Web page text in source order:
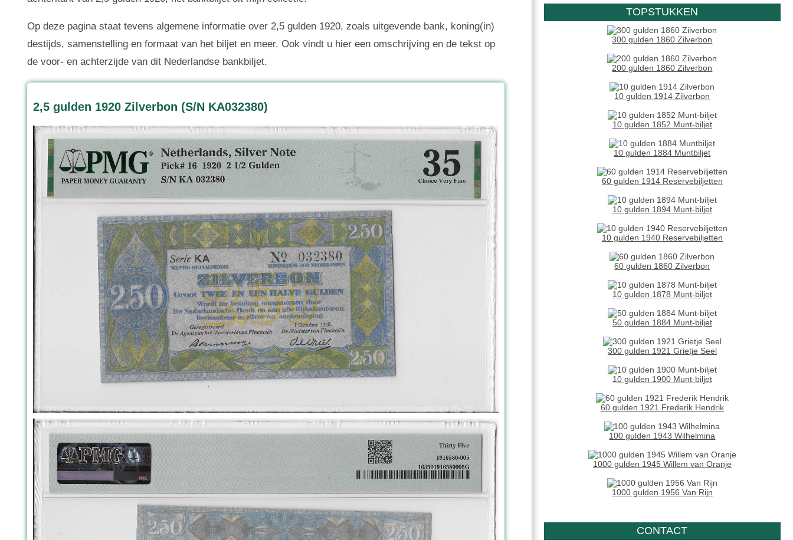
Op deze pagina staat tevens algemene informatie over 2,5 gulden 1920, zoals uitgevende bank, koning(in)
destijds, samenstelling en formaat van het biljet en meer. Ook vindt u hier een omschrijving en de tekst op
de voor- en achterzijde van dit Nederlandse bankbiljet.
2,5 gulden 1920 Zilverbon (S/N KA032380)
TOPSTUKKEN
300 gulden 1860 Zilverbon
200 gulden 1860 Zilverbon
10 gulden 1914 Zilverbon
10 gulden 1852 Munt-biljet
10 gulden 1884 Muntbiljet
60 gulden 1914 Reservebiljetten
10 gulden 1894 Munt-biljet
10 gulden 1940 Reservebiljetten
60 gulden 1860 Zilverbon
10 gulden 1878 Munt-biljet
50 gulden 1884 Munt-biljet
300 gulden 1921 Grietje Seel
10 gulden 1900 Munt-biljet
60 gulden 1921 Frederik Hendrik
100 gulden 1943 Wilhelmina
1000 gulden 1945 Willem van Oranje
1000 gulden 1956 Van Rijn
CONTACT